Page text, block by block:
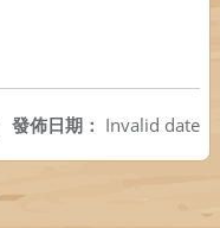
發佈日期： Invalid date